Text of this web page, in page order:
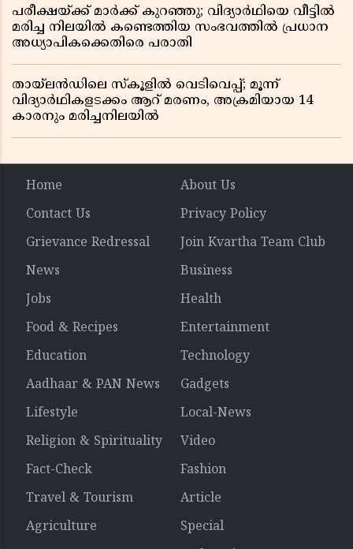
പരീക്ഷയ്ക്ക് മാർക്ക് കുറഞ്ഞു; വിദ്യാർഥിയെ വീട്ടിൽ
മരിച്ച നിലയിൽ കണ്ടെത്തിയ സംഭവത്തിൽ പ്രധാന
അധ്യാപികക്കെതിരെ പരാതി
തായ്‌ലൻഡിലെ സ്‌കൂളിൽ വെടിവെപ്പ്; മൂന്ന്
വിദ്യാർഥികളടക്കം ആറ് മരണം, അക്രമിയായ 14
കാരനും മരിച്ചനിലയിൽ
Home
About Us
Contact Us
Privacy Policy
Grievance Redressal
Join Kvartha Team Club
News
Business
Jobs
Health
Food & Recipes
Entertainment
Education
Technology
Aadhaar & PAN News
Gadgets
Lifestyle
Local-News
Religion & Spirituality
Video
Fact-Check
Fashion
Travel & Tourism
Article
Agriculture
Special